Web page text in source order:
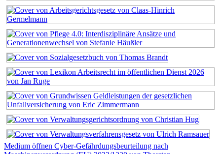
Medium öffnen Cyber-Gefährdungsbeurteilung nach